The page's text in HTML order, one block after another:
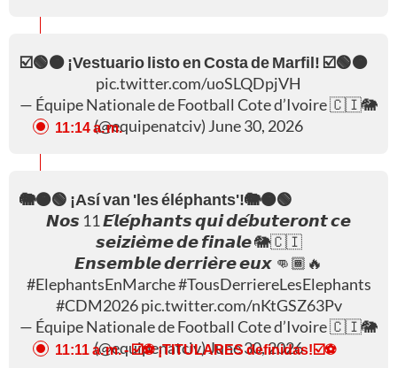
☑️🟢🟠 ¡Vestuario listo en Costa de Marfil! ☑️🟢🟠
pic.twitter.com/uoSLQDpjVH
— Équipe Nationale de Football Cote d’Ivoire 🇨🇮🐘
(@equipenatciv)June 30, 2026
11:14 a. m.
🐘🟠🟢 ¡Así van 'les éléphants'!🐘🟠🟢
𝙉𝙤𝙨 11 𝙀́𝙡𝙚́𝙥𝙝𝙖𝙣𝙩𝙨 𝙦𝙪𝙞 𝙙𝙚́𝙗𝙪𝙩𝙚𝙧𝙤𝙣𝙩 𝙘𝙚
𝙨𝙚𝙞𝙯𝙞𝙚̀𝙢𝙚 𝙙𝙚 𝙛𝙞𝙣𝙖𝙡𝙚 🐘🇨🇮
𝙀𝙣𝙨𝙚𝙢𝙗𝙡𝙚 𝙙𝙚𝙧𝙧𝙞𝙚̀𝙧𝙚 𝙚𝙪𝙭 👊🏾🔥
#ElephantsEnMarche#TousDerriereLesElephants
#CDM2026 pic.twitter.com/nKtGSZ63Pv
— Équipe Nationale de Football Cote d’Ivoire 🇨🇮🐘
(@equipenatciv)June 30, 2026
11:11 a. m.- ☑️⚽ ¡TITULARES definidas!☑️⚽